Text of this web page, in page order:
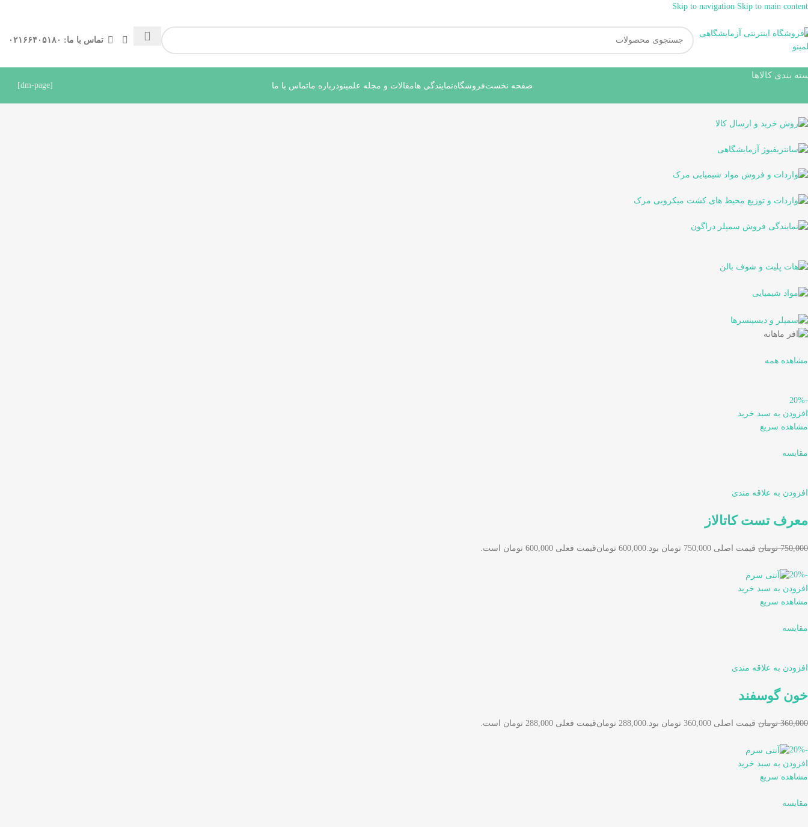
Skip to navigation Skip to main content
تماس با ما: ۰۲۱۶۶۴۰۵۱۸۰
بندی کالاها
صفحه نخستفروشگاهنمایندگی هامقالات و مجله علمینودرباره ماتماس با ما [dm-page]
مشاهده همه
-20%
افزودن به سبد خرید
مشاهده سریع
مقایسه
افزودن به علاقه مندی
معرف تست کاتالاز
750,000 تومان قیمت اصلی 750,000 تومان بود. 600,000 تومان قیمت فعلی 600,000 تومان است.
-20%
افزودن به سبد خرید
مشاهده سریع
مقایسه
افزودن به علاقه مندی
خون گوسفند
360,000 تومان قیمت اصلی 360,000 تومان بود. 288,000 تومان قیمت فعلی 288,000 تومان است.
-20%
افزودن به سبد خرید
مشاهده سریع
مقایسه